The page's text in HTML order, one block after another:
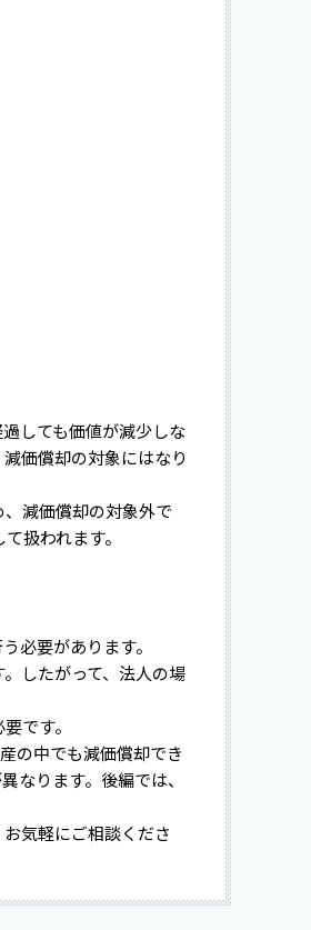
しても価値が減少しな
価償却の対象にはなり
減価償却の対象外で
扱われます。
必要があります。
したがって、法人の場
です。
の中でも減価償却でき
なります。後編では、
気軽にご相談くださ